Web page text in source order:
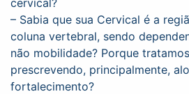
cervical?
– Sabia que sua Cervical é a
coluna vertebral, sendo
não mobilidade? Porque
prescrevendo, principalmente,
fortalecimento?